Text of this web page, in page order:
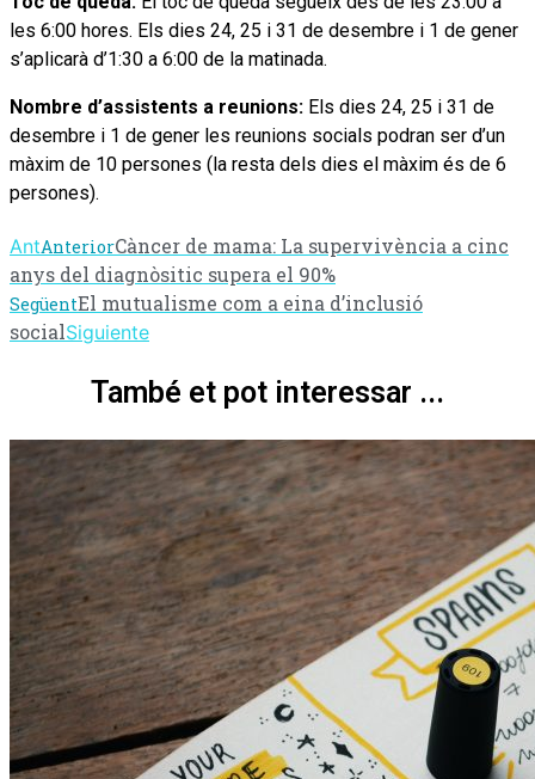
les 6:00 hores. Els dies 24, 25 i 31 de desembre i 1 de gener
s’aplicarà d’1:30 a 6:00 de la matinada.
Nombre d’assistents a reunions: Els dies 24, 25 i 31 de
desembre i 1 de gener les reunions socials podran ser d’un
màxim de 10 persones (la resta dels dies el màxim és de 6
persones).
AntAnteriorCàncer de mama: La supervivència a cinc
anys del diagnòsitic supera el 90%
SegüentEl mutualisme com a eina d’inclusió
socialSiguiente
També et pot interessar ...